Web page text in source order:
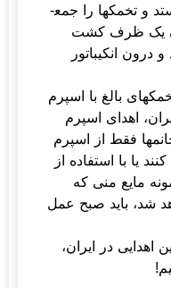
واژن به داخل تخمدانها بفرستد و تخمک­ها را جمع­
یک ظرف کشت
انکیباتور
بالغ با اسپرم
اهدای اسپرم
فقط از اسپرم
یا با استفاده از
مایع منی که
شد، باید صبح عمل
اهدایی در ایران،